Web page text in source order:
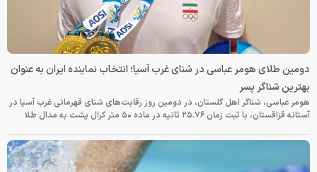
دومین طلای هومر عباسی در شنای غرب آسیا؛ انتخاب نماینده ایران به عنوان
بهترین شناگر پسر
هومر عباسی، شناگر اهل گلستان، در دومین روز رقابت‌های شنای قهرمانی غرب آسیا در
آستانه قزاقستان، با ثبت زمان ۲۵.۷۶ ثانیه در ماده ۵۰ متر کرال پشت به مدال طلا